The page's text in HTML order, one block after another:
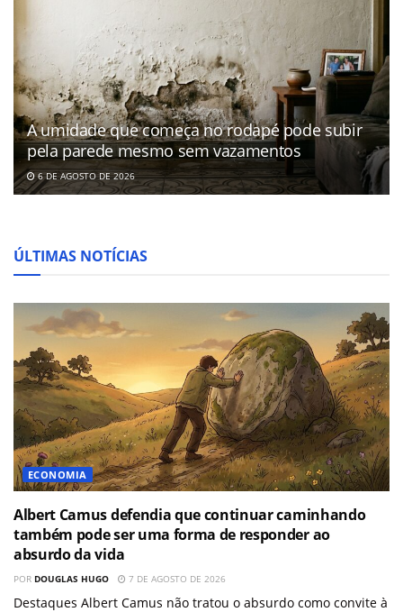
A umidade que começa no rodapé pode subir
pela parede mesmo sem vazamentos
6 DE AGOSTO DE 2026
ÚLTIMAS NOTÍCIAS
ECONOMIA
Albert Camus defendia que continuar caminhando
também pode ser uma forma de responder ao
absurdo da vida
POR DOUGLAS HUGO 7 DE AGOSTO DE 2026
Destaques Albert Camus não tratou o absurdo como convite à